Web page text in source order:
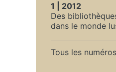
1 | 2012
Des
dans le monde
Tous les numéros